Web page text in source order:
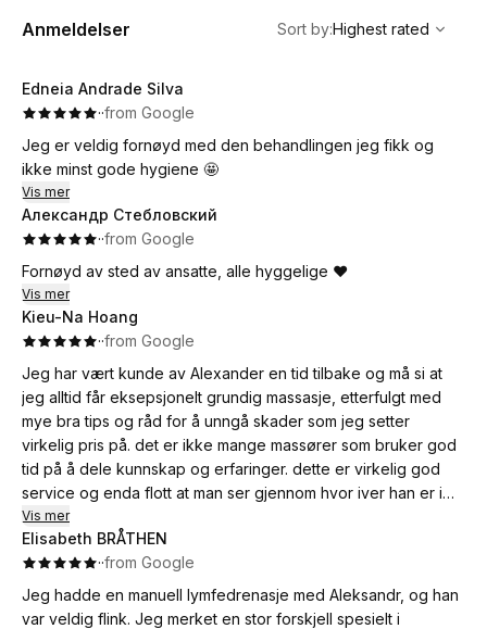
Anmeldelser
Highest rated
Sort by:Highest rated
Edneia Andrade Silva
··from Google
Jeg er veldig fornøyd med den behandlingen jeg fikk og
ikke minst gode hygiene 🤩
Vis mer
Александр Стебловский
··from Google
Fornøyd av sted av ansatte, alle hyggelige ♥️
Vis mer
Kieu-Na Hoang
··from Google
Jeg har vært kunde av Alexander en tid tilbake og må si at
jeg alltid får eksepsjonelt grundig massasje, etterfulgt med
mye bra tips og råd for å unngå skader som jeg setter
virkelig pris på. det er ikke mange massører som bruker god
tid på å dele kunnskap og erfaringer. dette er virkelig god
service og enda flott at man ser gjennom hvor iver han er i
jobben sin. fortsett med det!
Vis mer
Elisabeth BRÅTHEN
··from Google
Jeg hadde en manuell lymfedrenasje med Aleksandr, og han
var veldig flink. Jeg merket en stor forskjell spesielt i